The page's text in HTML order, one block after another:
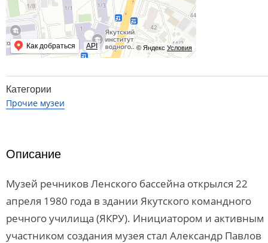
© Яндекс Условия
Как добраться API
Категории
Прочие музеи
Описание
Музей речников Ленского бассейна открылся 22
апреля 1980 года в здании Якутского командного
речного училища (ЯКРУ). Инициатором и активным
участником создания музея стал Александр Павлов